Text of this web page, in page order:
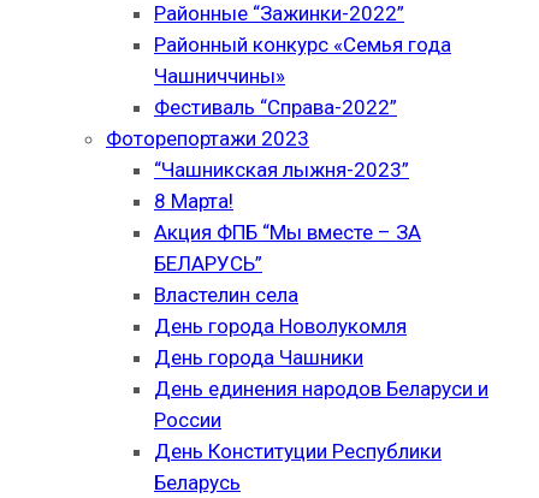
Районные “Зажинки-2022”
Районный конкурс «Семья года
Чашниччины»
Фестиваль “Справа-2022”
Фоторепортажи 2023
“Чашникская лыжня-2023”
8 Марта!
Акция ФПБ “Мы вместе – ЗА
БЕЛАРУСЬ”
Властелин села
День города Новолукомля
День города Чашники
День единения народов Беларуси и
России
День Конституции Республики
Беларусь